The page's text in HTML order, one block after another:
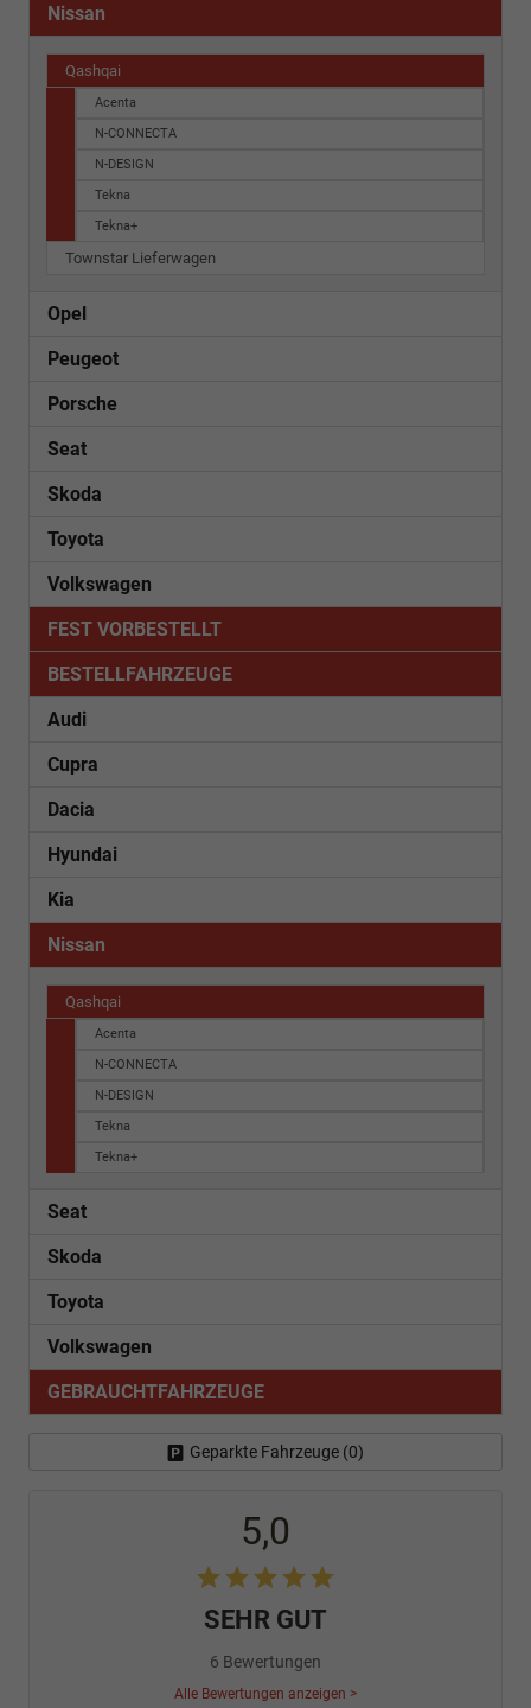
Nissan
Qashqai
Acenta
N-CONNECTA
N-DESIGN
Tekna
Tekna+
Townstar Lieferwagen
Opel
Peugeot
Porsche
Seat
Skoda
Toyota
Volkswagen
FEST VORBESTELLT
BESTELLFAHRZEUGE
Audi
Cupra
Dacia
Hyundai
Kia
Nissan
Qashqai
Acenta
N-CONNECTA
N-DESIGN
Tekna
Tekna+
Seat
Skoda
Toyota
Volkswagen
GEBRAUCHTFAHRZEUGE
Geparkte Fahrzeuge (0)
5,0
SEHR GUT
6 Bewertungen
Alle Bewertungen anzeigen >